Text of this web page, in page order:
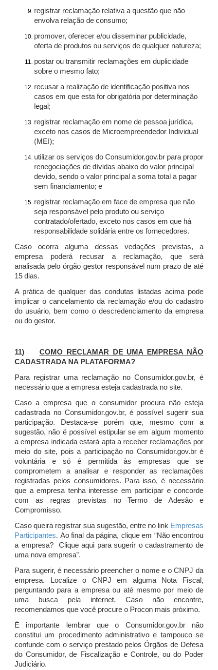
registrar reclamação relativa a questão que não
envolva relação de consumo;
promover, oferecer e/ou disseminar publicidade,
oferta de produtos ou serviços de qualquer natureza;
postar ou transmitir reclamações em duplicidade
sobre o mesmo fato;
recusar a realização de identificação positiva nos
casos em que esta for obrigatória por determinação
legal;
registrar reclamação em nome de pessoa jurídica,
exceto nos casos de Microempreendedor Individual
(MEI);
utilizar os serviços do Consumidor.gov.br para propor
renegociações de dívidas abaixo do valor principal
devido, sendo o valor principal a soma total a pagar
sem financiamento; e
registrar reclamação em face de empresa que não
seja responsável pelo produto ou serviço
contratado/ofertado, exceto nos casos em que há
responsabilidade solidária entre os fornecedores.
Caso ocorra alguma dessas vedações previstas, a
empresa poderá recusar a reclamação, que será
analisada pelo órgão gestor responsável num prazo de até
15 dias.
A prática de qualquer das condutas listadas acima pode
implicar o cancelamento da reclamação e/ou do cadastro
do usuário, bem como o descredenciamento da empresa
ou do gestor.
11)COMO RECLAMAR DE UMA EMPRESA NÃO
CADASTRADA NA PLATAFORMA?
Para registrar uma reclamação no Consumidor.gov.br, é
necessário que a empresa esteja cadastrada no site.
Caso a empresa que o consumidor procura não esteja
cadastrada no Consumidor.gov.br, é possível sugerir sua
participação. Destaca-se porém que, mesmo com a
sugestão, não é possível estipular se em algum momento
a empresa indicada estará apta a receber reclamações por
meio do site, pois a participação no Consumidor.gov.br é
voluntária e só é permitida às empresas que se
comprometem a analisar e responder as reclamações
registradas pelos consumidores. Para isso, é necessário
que a empresa tenha interesse em participar e concorde
com as regras previstas no Termo de Adesão e
Compromisso.
Caso queira registrar sua sugestão, entre no link Empresas
Participantes. Ao final da página, clique em “Não encontrou
a empresa? Clique aqui para sugerir o cadastramento de
uma nova empresa”.
Para sugerir, é necessário preencher o nome e o CNPJ da
empresa. Localize o CNPJ em alguma Nota Fiscal,
perguntando para a empresa ou até mesmo por meio de
uma busca pela internet. Caso não encontre,
recomendamos que você procure o Procon mais próximo.
É importante lembrar que o Consumidor.gov.br não
constitui um procedimento administrativo e tampouco se
confunde com o serviço prestado pelos Órgãos de Defesa
do Consumidor, de Fiscalização e Controle, ou do Poder
Judiciário.